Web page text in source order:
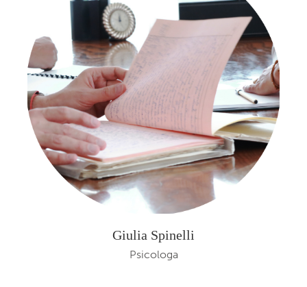
Giulia Spinelli
Psicologa